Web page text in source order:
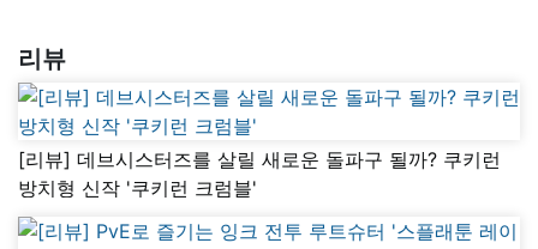
리뷰
[리뷰] 데브시스터즈를 살릴 새로운 돌파구 될까? 쿠키런
방치형 신작 '쿠키런 크럼블'